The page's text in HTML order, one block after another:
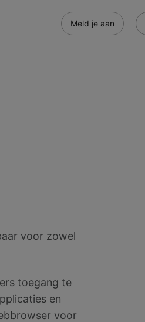
Meld je aan
voor zowel
toegang te
en
voor